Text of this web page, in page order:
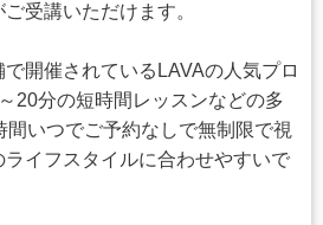
受講いただけます。
開催されているLAVAの人気プロ
20分の短時間レッスンなどの多
いつでご予約なしで無制限で視
イフスタイルに合わせやすいで